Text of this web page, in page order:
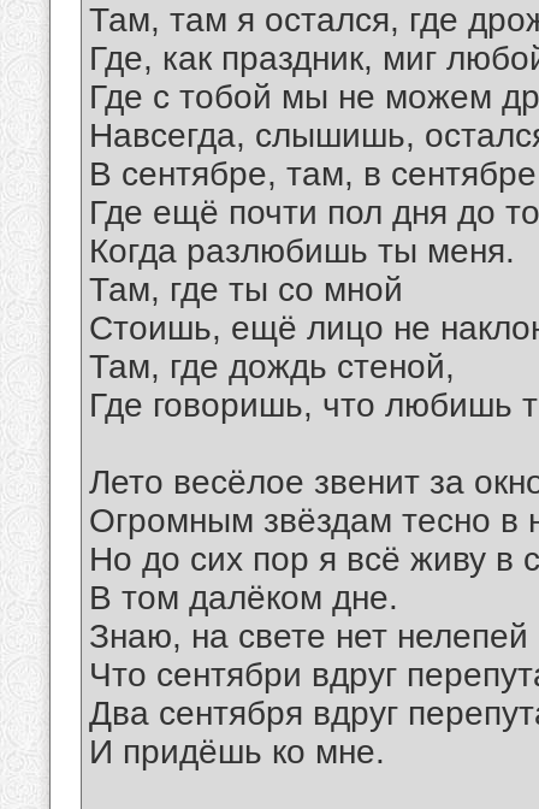
Там, там я остался, где
Где, как праздник, миг
Где с тобой мы не можем
Навсегда, слышишь,
В сентябре, там, в
Где ещё почти пол дня до
Когда разлюбишь ты меня.
Там, где ты со мной
Стоишь, ещё лицо не
Там, где дождь стеной,
Где говоришь, что любишь
Лето весёлое звенит за
Огромным звёздам тесно в
Но до сих пор я всё живу в
В том далёком дне.
Знаю, на свете нет
Что сентябри вдруг
Два сентября вдруг
И придёшь ко мне.